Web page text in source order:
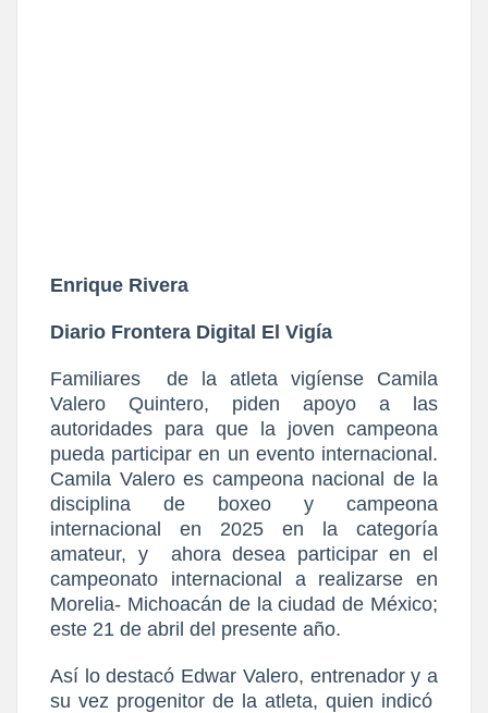
Enrique Rivera
Diario Frontera Digital El Vigía
Familiares
de la atleta vigíense Camila
Valero Quintero, piden apoyo a las
autoridades para que la joven campeona
pueda participar en un evento internacional.
Camila Valero es campeona nacional de la
disciplina de boxeo y campeona
internacional en 2025 en la categoría
amateur, y
ahora desea participar en el
campeonato internacional a realizarse en
Morelia- Michoacán de la ciudad de México;
este 21 de abril del presente año.
Así lo destacó Edwar Valero, entrenador y a
su vez progenitor de la atleta, quien indicó